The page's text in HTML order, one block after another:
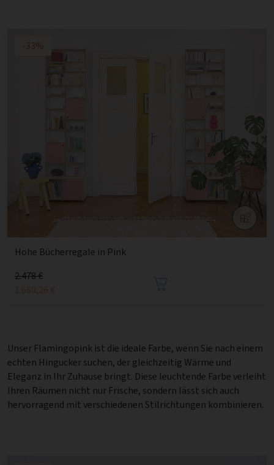
-33%
Hohe Bücherregale in Pink
2.478 €
1.660,26 €
Unser Flamingopink ist die ideale Farbe, wenn Sie nach einem
echten Hingucker suchen, der gleichzeitig Wärme und
Eleganz in Ihr Zuhause bringt. Diese leuchtende Farbe verleiht
Ihren Räumen nicht nur Frische, sondern lässt sich auch
hervorragend mit verschiedenen Stilrichtungen kombinieren.